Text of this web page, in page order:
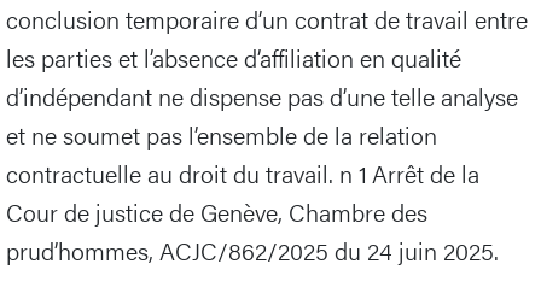
conclusion temporaire d’un contrat de travail entre
les parties et l’absence d’affiliation en qualité
d’indépendant ne dispense pas d’une telle analyse
et ne soumet pas l’ensemble de la relation
contractuelle au droit du travail. n 1 Arrêt de la
Cour de justice de Genève, Chambre des
prud’hommes, ACJC/862/2025 du 24 juin 2025.